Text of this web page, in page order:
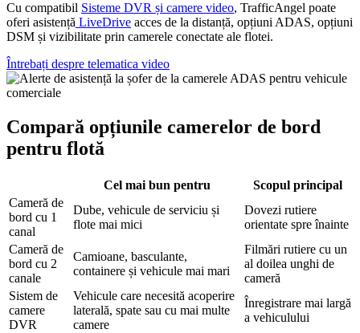
Cu compatibil Sisteme DVR și camere video, TrafficAngel poate
oferi asistență LiveDrive acces de la distanță, opțiuni ADAS, opțiuni
DSM și vizibilitate prin camerele conectate ale flotei.
Întrebați despre telematica video
Compară opțiunile camerelor de bord
pentru flotă
Cel mai bun pentru
Scopul principal
Cameră de
bord cu 1
canal
Dube, vehicule de serviciu și
flote mai mici
Dovezi rutiere
orientate spre înainte
Cameră de
bord cu 2
canale
Camioane, basculante,
containere și vehicule mai mari
Filmări rutiere cu un
al doilea unghi de
cameră
Sistem de
camere
DVR
Vehicule care necesită acoperire
laterală, spate sau cu mai multe
camere
Înregistrare mai largă
a vehiculului